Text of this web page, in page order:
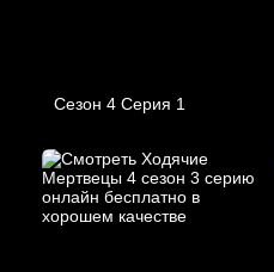
Сезон 4 Серия 1